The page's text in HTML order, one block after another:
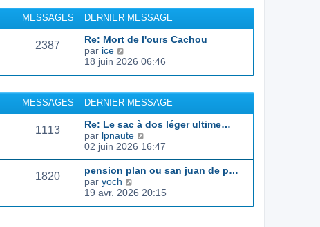
a
g
e
m
e
s
s
g
e
l
e
d
e
n
i
r
m
e
s
s
a
g
e
l
t
e
r
e
d
r
n
e
r
m
e
s
a
g
MESSAGES DERNIER MESSAGE
2387
Re: Mort de l'ours Cachou
par ice
o
u
t
e
r
l
e
d
e
r
n
18 juin 2026 06:46
MESSAGES DERNIER MESSAGE
1113
Re: Le sac à dos léger ultime…
par lpnaute
o
s
l
02 juin 2026 16:47
1820
pension plan ou san juan de p…
par yoch
o
19 avr. 2026 20:15